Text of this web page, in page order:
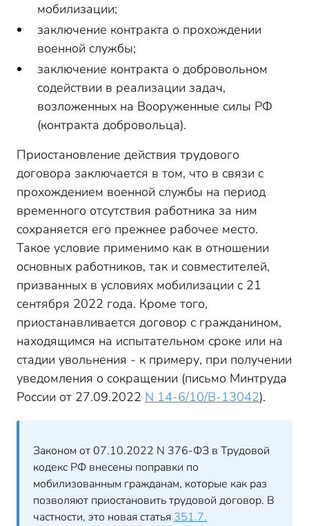
мобилизации;
заключение контракта о прохождении
военной службы;
заключение контракта о добровольном
содействии в реализации задач,
возложенных на Вооруженные силы РФ
(контракта добровольца).
Приостановление действия трудового
договора заключается в том, что в связи с
прохождением военной службы на период
временного отсутствия работника за ним
сохраняется его прежнее рабочее место.
Такое условие применимо как в отношении
основных работников, так и совместителей,
призванных в условиях мобилизации с 21
сентября 2022 года. Кроме того,
приостанавливается договор с гражданином,
находящимся на испытательном сроке или на
стадии увольнения - к примеру, при получении
уведомления о сокращении (письмо Минтруда
России от 27.09.2022 N 14-6/10/В-13042).
Законом от 07.10.2022 N 376-ФЗ в Трудовой
кодекс РФ внесены поправки по
мобилизованным гражданам, которые как раз
позволяют приостановить трудовой договор. В
частности, это новая статья 351.7.